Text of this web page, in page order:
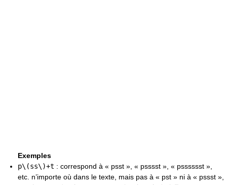
Exemples
p\(ss\)+t : correspond à « psst », « psssst », « psssssst »,
etc. n’importe où dans le texte, mais pas à « pst » ni à « pssst »,